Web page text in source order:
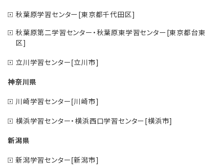
秋葉原学習センター[東京都千代田区]
秋葉原第二学習センター・秋葉原東学習センター[東京都台東
区]
立川学習センター[立川市]
神奈川県
川崎学習センター[川崎市]
横浜学習センター・横浜西口学習センター[横浜市]
新潟県
新潟学習センター[新潟市]